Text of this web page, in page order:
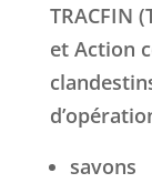
TRACFIN
et Action
savons